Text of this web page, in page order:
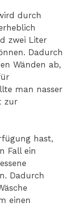
durch
zwei Liter
Dadurch
Wänden ab,
man nasser
zur
hast,
Fall ein
Dadurch
einen